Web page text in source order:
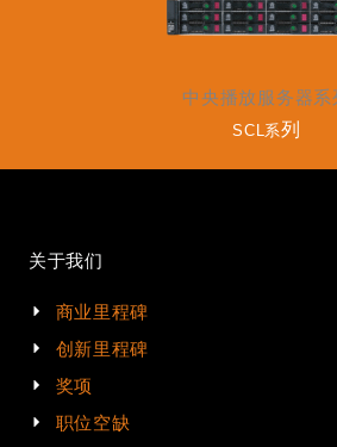
中央播放服务器系
SCL系列
关于我们
商业里程碑
创新里程碑
奖项
职位空缺